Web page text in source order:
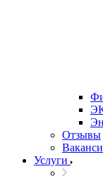
Отзывы
Услуги